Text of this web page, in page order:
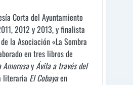
Corta del Ayuntamiento
2012 y 2013, y finalista
la Asociación «La Sombra
en tres libros de
AmorosayÁvila a través del
literaria El Cobayaen